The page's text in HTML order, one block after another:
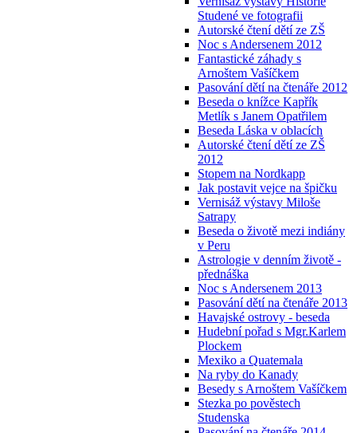
Studené ve fotografii
Autorské čtení dětí ze ZŠ
Noc s Andersenem 2012
Fantastické záhady s
Arnoštem Vašíčkem
Pasování dětí na čtenáře 2012
Beseda o knížce Kapřík
Metlík s Janem Opatřilem
Beseda Láska v oblacích
Autorské čtení dětí ze ZŠ
2012
Stopem na Nordkapp
Jak postavit vejce na špičku
Vernisáž výstavy Miloše
Satrapy
Beseda o životě mezi indiány
v Peru
Astrologie v denním životě -
přednáška
Noc s Andersenem 2013
Pasování dětí na čtenáře 2013
Havajské ostrovy - beseda
Hudební pořad s Mgr.Karlem
Plockem
Mexiko a Quatemala
Na ryby do Kanady
Besedy s Arnoštem Vašíčkem
Stezka po pověstech
Studenska